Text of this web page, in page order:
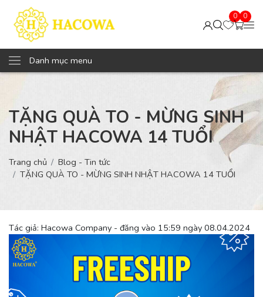
0 0
Danh mục menu
TẶNG QUÀ TO - MỪNG SINH
NHẬT HACOWA 14 TUỔI
Trang chủ
Blog - Tin tức
TẶNG QUÀ TO - MỪNG SINH NHẬT HACOWA 14 TUỔI
Tác giả: Hacowa Company - đăng vào 15:59 ngày 08.04.2024